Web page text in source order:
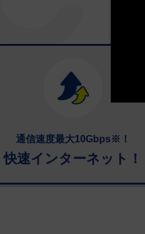
通信速度最大10Gbps※！
快速インターネット！